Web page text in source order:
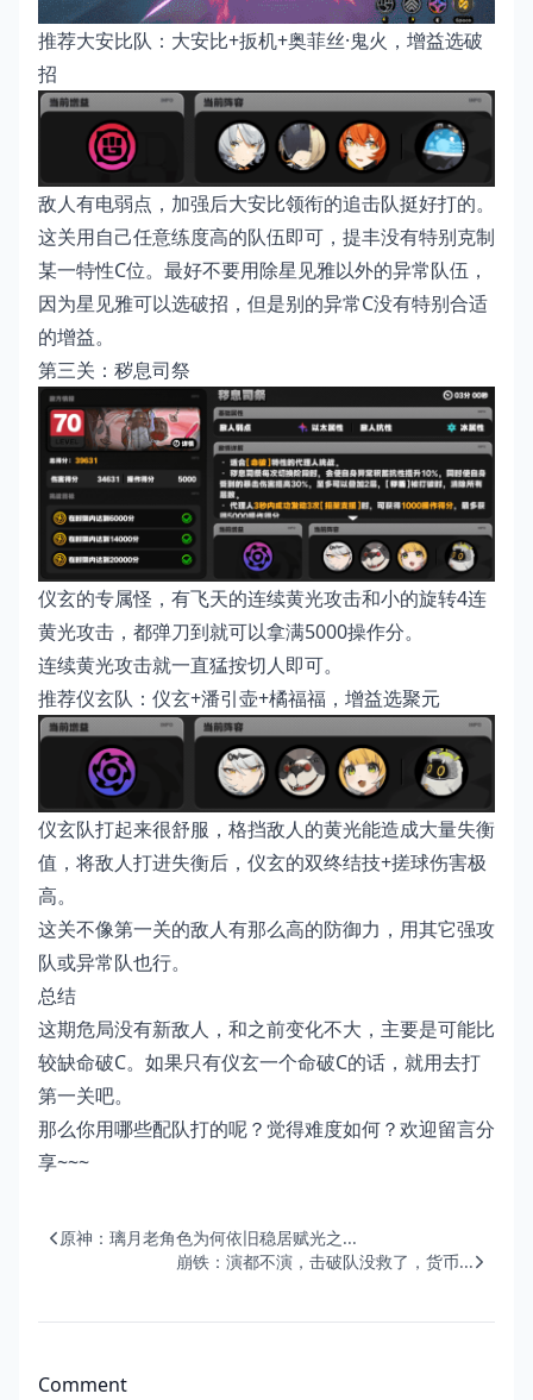
推荐大安比队：大安比+扳机+奥菲丝·鬼火，增益选破
招
敌人有电弱点，加强后大安比领衔的追击队挺好打的。
这关用自己任意练度高的队伍即可，提丰没有特别克制
某一特性C位。最好不要用除星见雅以外的异常队伍，
因为星见雅可以选破招，但是别的异常C没有特别合适
的增益。
第三关：秽息司祭
仪玄的专属怪，有飞天的连续黄光攻击和小的旋转4连
黄光攻击，都弹刀到就可以拿满5000操作分。
连续黄光攻击就一直猛按切人即可。
推荐仪玄队：仪玄+潘引壶+橘福福，增益选聚元
仪玄队打起来很舒服，格挡敌人的黄光能造成大量失衡
值，将敌人打进失衡后，仪玄的双终结技+搓球伤害极
高。
这关不像第一关的敌人有那么高的防御力，用其它强攻
队或异常队也行。
总结
这期危局没有新敌人，和之前变化不大，主要是可能比
较缺命破C。如果只有仪玄一个命破C的话，就用去打
第一关吧。
那么你用哪些配队打的呢？觉得难度如何？欢迎留言分
享~~~
原神：璃月老角色为何依旧稳居赋光之...
崩铁：演都不演，击破队没救了，货币...
Comment